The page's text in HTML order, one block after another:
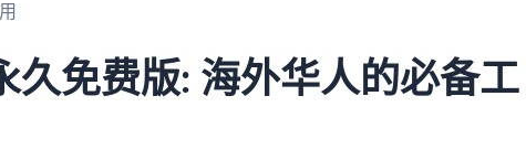
久免费版: 海外华人的必备工